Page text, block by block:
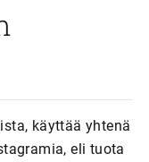
käyttää yhtenä
eli tuota